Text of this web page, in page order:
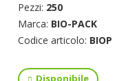
Pezzi: 250
Marca: BIO-PACK
Codice articolo: BIOP
Disponibile